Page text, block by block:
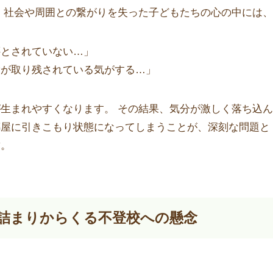
会や周囲との繋がりを失った子どもたちの心の中には、
されていない…」
取り残されている気がする…」
まれやすくなります。 その結果、気分が激しく落ち込ん
に引きこもり状態になってしまうことが、深刻な問題と
まりからくる不登校への懸念